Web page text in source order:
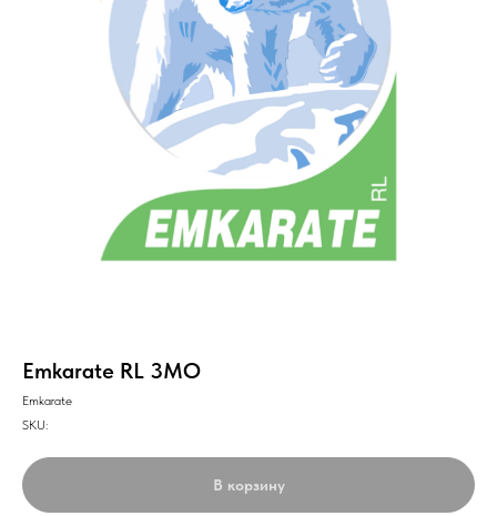
Emkarate RL 3MO
Emkarate
SKU:
В корзину